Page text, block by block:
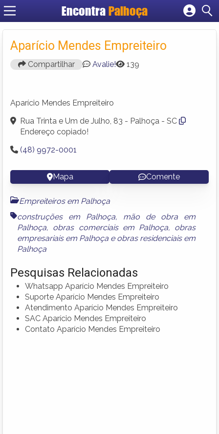
EncontraPalhoça
Cadastrar empresa
Criar conta
Aparício Mendes Empreiteiro
Compartilhar Avalie! 139
Aparício Mendes Empreiteiro
Rua Trinta e Um de Julho, 83 - Palhoça - SC
Endereço copiado!
(48) 9972-0001
Mapa Comente
Empreiteiros em Palhoça
construções em Palhoça, mão de obra em
Palhoça, obras comerciais em Palhoça, obras
empresariais em Palhoça e obras residenciais em
Palhoça
Pesquisas Relacionadas
Whatsapp Aparício Mendes Empreiteiro
Suporte Aparício Mendes Empreiteiro
Atendimento Aparício Mendes Empreiteiro
SAC Aparício Mendes Empreiteiro
Contato Aparício Mendes Empreiteiro